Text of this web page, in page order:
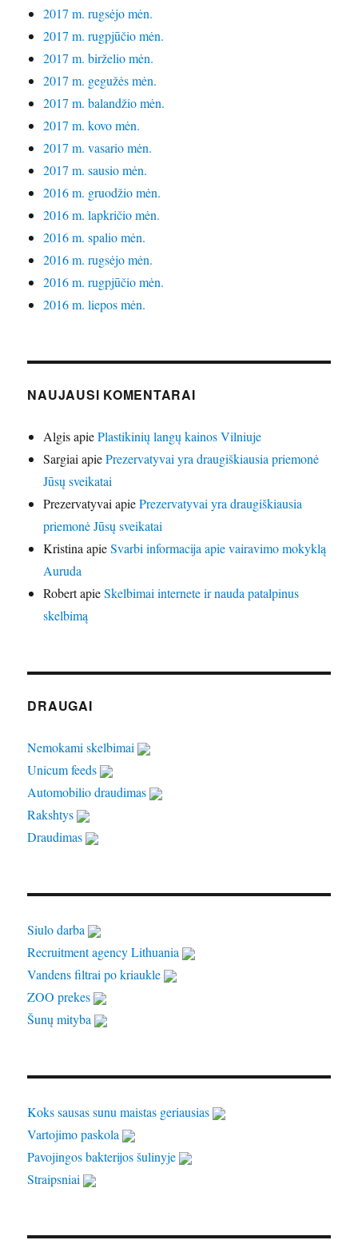
2017 m. rugsėjo mėn.
2017 m. rugpjūčio mėn.
2017 m. birželio mėn.
2017 m. gegužės mėn.
2017 m. balandžio mėn.
2017 m. kovo mėn.
2017 m. vasario mėn.
2017 m. sausio mėn.
2016 m. gruodžio mėn.
2016 m. lapkričio mėn.
2016 m. spalio mėn.
2016 m. rugsėjo mėn.
2016 m. rugpjūčio mėn.
2016 m. liepos mėn.
NAUJAUSI KOMENTARAI
AlgisapiePlastikinių langų kainos Vilniuje
Sargiai apiePrezervatyvai yra draugiškiausia priemonė
Jūsų sveikatai
Prezervatyvai apiePrezervatyvai yra draugiškiausia
priemonė Jūsų sveikatai
Kristina apieSvarbi informacija apie vairavimo mokyklą
Auruda
RobertapieSkelbimai internete ir nauda patalpinus
skelbimą
DRAUGAI
Nemokami skelbimai
Unicum feeds
Automobilio draudimas
Rakshtys
Draudimas
Siulo darba
Recruitment agency Lithuania
Vandens filtrai po kriaukle
ZOO prekes
Šunų mityba
Koks sausas sunu maistas geriausias
Vartojimo paskola
Pavojingos bakterijos šulinyje
Straipsniai